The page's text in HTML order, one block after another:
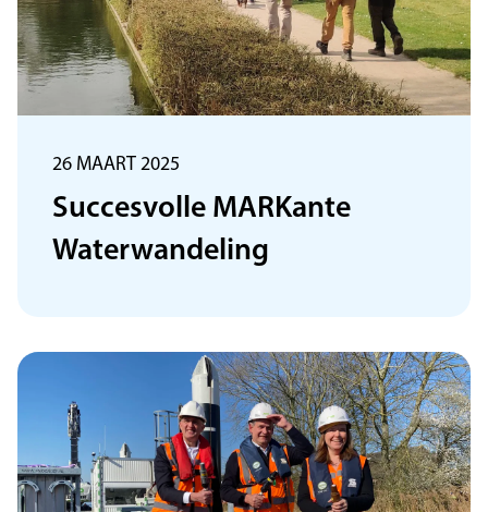
Succesvolle MARKante
Waterwandeling
26 MAART 2025